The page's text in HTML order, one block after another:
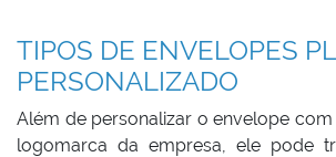
TIPOS DE ENVELOPES
PERSONALIZADO
Além de personalizar o envelope
logomarca da empresa, ele pode